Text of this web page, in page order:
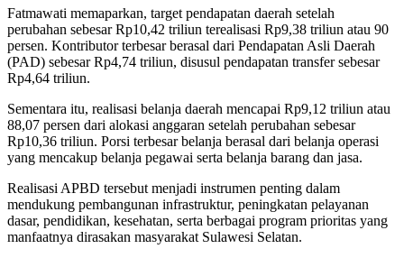
Fatmawati memaparkan, target pendapatan daerah setelah
perubahan sebesar Rp10,42 triliun terealisasi Rp9,38 triliun atau 90
persen. Kontributor terbesar berasal dari Pendapatan Asli Daerah
(PAD) sebesar Rp4,74 triliun, disusul pendapatan transfer sebesar
Rp4,64 triliun.
Sementara itu, realisasi belanja daerah mencapai Rp9,12 triliun atau
88,07 persen dari alokasi anggaran setelah perubahan sebesar
Rp10,36 triliun. Porsi terbesar belanja berasal dari belanja operasi
yang mencakup belanja pegawai serta belanja barang dan jasa.
Realisasi APBD tersebut menjadi instrumen penting dalam
mendukung pembangunan infrastruktur, peningkatan pelayanan
dasar, pendidikan, kesehatan, serta berbagai program prioritas yang
manfaatnya dirasakan masyarakat Sulawesi Selatan.